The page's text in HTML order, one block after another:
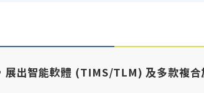
展出智能軟體 (TIMS/TLM) 及多款複